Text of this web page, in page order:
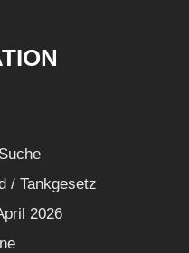
/ Tankgesetz
2026